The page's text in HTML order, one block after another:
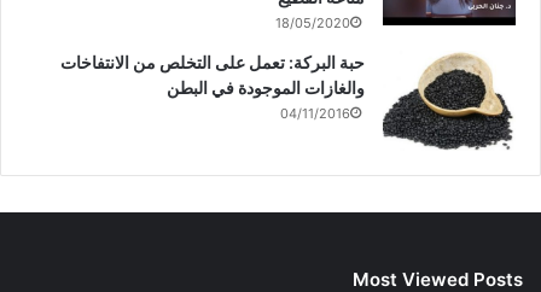
18/05/2020
حبة البركة: تعمل على التخلص من الانتفاخات
والغازات الموجودة في البطن
04/11/2016
Most Viewed Posts